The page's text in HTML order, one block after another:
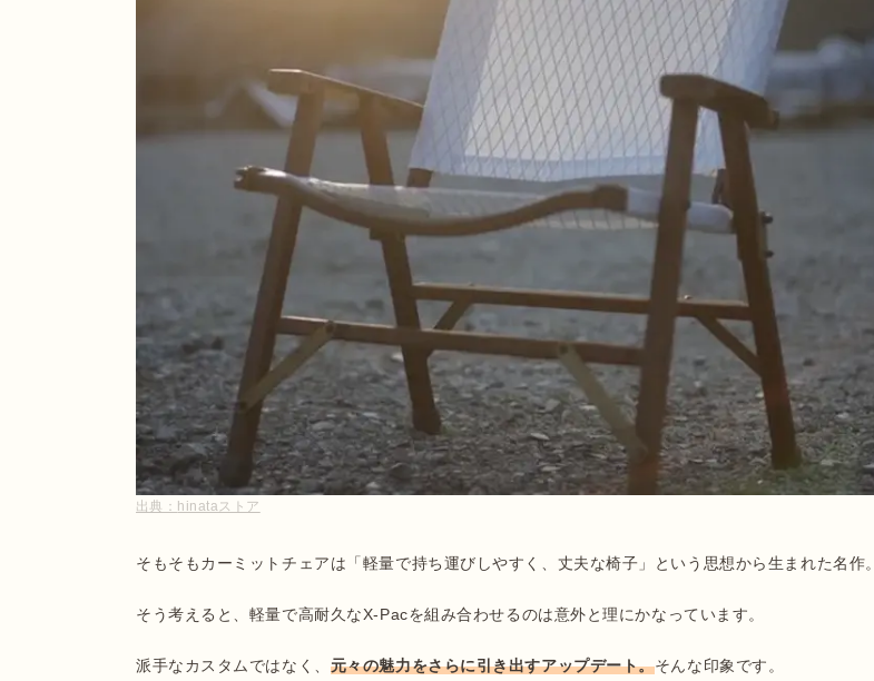
出典： hinataストア
そもそもカーミットチェアは「軽量で持ち運びしやすく、丈夫な椅子」という思想から生まれた名作。
そう考えると、軽量で高耐久なX-Pacを組み合わせるのは意外と理にかなっています。
派手なカスタムではなく、 元々の魅力をさらに引き出すアップデート。そんな印象です。